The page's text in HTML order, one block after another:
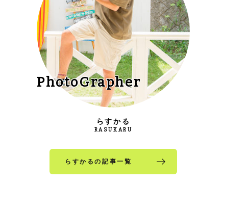
PhotoGrapher
らすかる
RASUKARU
らすかるの記事一覧